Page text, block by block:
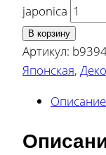
japonica
В корзину
Артикул:
Японская,
Описание